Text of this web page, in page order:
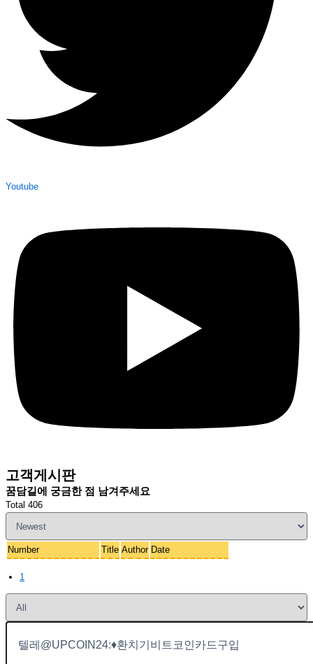
Youtube
고객게시판
꿈담길에 궁금한 점 남겨주세요
Total 406
Number Title Author Date
1